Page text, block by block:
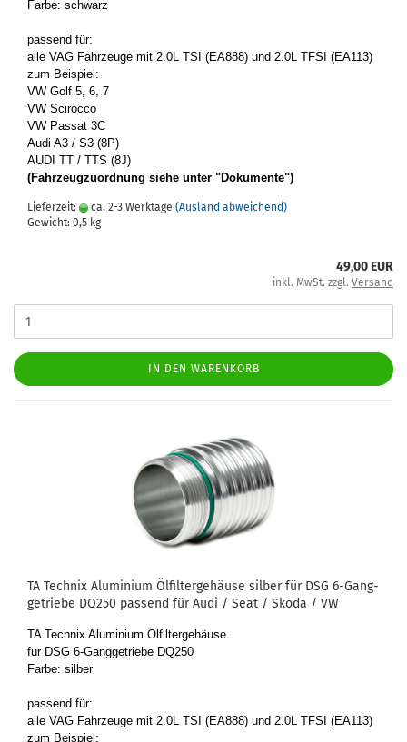
Farbe: schwarz
pas­send für:
alle VAG Fahr­zeu­ge mit 2.0L TSI (EA888) und 2.0L TFSI (EA113)
zum Bei­spiel:
VW Golf 5, 6, 7
VW Sci­roc­co
VW Pas­sat 3C
Audi A3 / S3 (8P)
AUDI TT / TTS (8J)
(Fahr­zeug­zu­ord­nung siehe unter "Do­ku­men­te")
Lieferzeit: ca. 2-3 Werktage (Ausland abweichend)
Gewicht: 0,5 kg
49,00 EUR
inkl. MwSt. zzgl. Versand
IN DEN WARENKORB
TA Tech­nix Alu­mi­ni­um Öl­fil­ter­ge­häu­se sil­ber für DSG 6-​Gang­
ge­trie­be DQ250 pas­send für Audi / Seat / Skoda / VW
TA Tech­nix Alu­mi­ni­um Öl­fil­ter­ge­häu­se
für DSG 6-​Ganggetriebe DQ250
Farbe: sil­ber
pas­send für:
alle VAG Fahr­zeu­ge mit 2.0L TSI (EA888) und 2.0L TFSI (EA113)
zum Bei­spiel: